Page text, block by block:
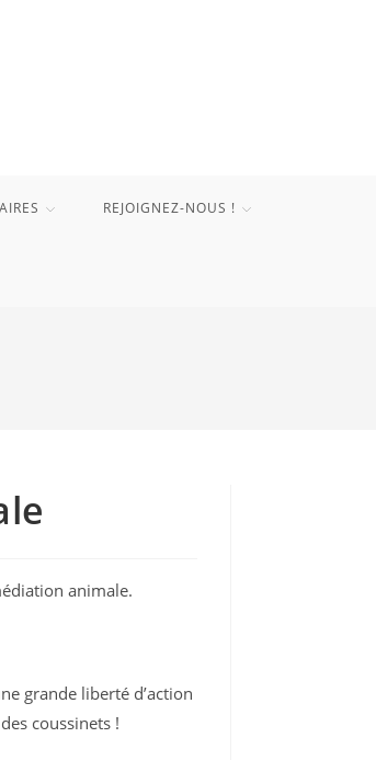
REJOIGNEZ-NOUS !
animale.
grande liberté d’action
coussinets !